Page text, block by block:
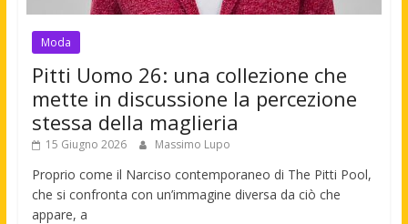
Moda
Pitti Uomo 26: una collezione che
mette in discussione la percezione
stessa della maglieria
15 Giugno 2026 Massimo Lupo
Proprio come il Narciso contemporaneo di The Pitti Pool,
che si confronta con un’immagine diversa da ciò che
appare, a